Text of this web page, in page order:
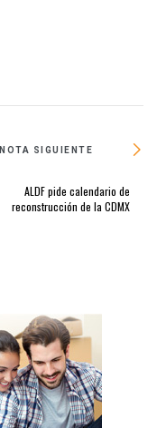
NOTA SIGUIENTE
ALDF pide calendario de
reconstrucción de la CDMX